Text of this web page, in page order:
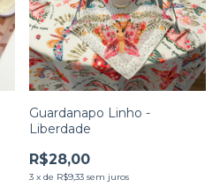
Guardanapo Linho -
Liberdade
R$28,00
3 x de R$9,33 sem juros